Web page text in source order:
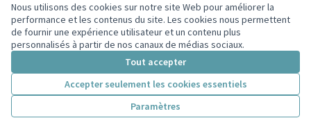
Nous utilisons des cookies sur notre site Web pour améliorer la
performance et les contenus du site. Les cookies nous permettent
de fournir une expérience utilisateur et un contenu plus
personnalisés à partir de nos canaux de médias sociaux.
Tout accepter
Accepter seulement les cookies essentiels
Paramètres